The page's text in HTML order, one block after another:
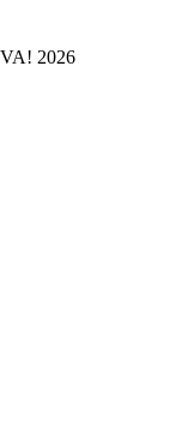
2026